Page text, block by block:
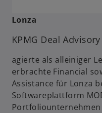
Lonza
KPMG Deal Advisory
agierte als alleiniger
erbrachte Financial
Assistance für Lonza
Softwareplattform